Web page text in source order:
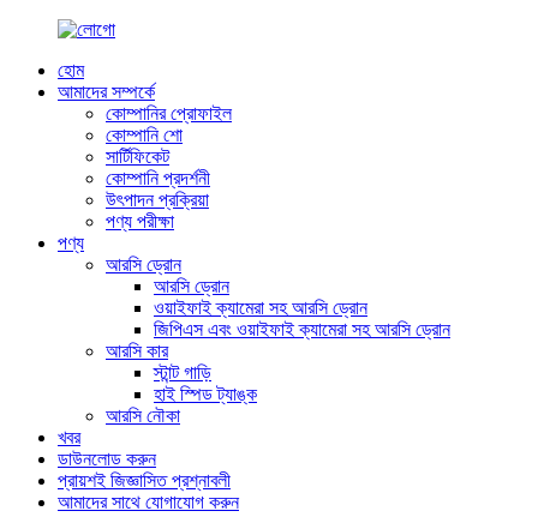
হোম
আমাদের সম্পর্কে
কোম্পানির প্রোফাইল
কোম্পানি শো
সার্টিফিকেট
কোম্পানি প্রদর্শনী
উৎপাদন প্রক্রিয়া
পণ্য পরীক্ষা
পণ্য
আরসি ড্রোন
আরসি ড্রোন
ওয়াইফাই ক্যামেরা সহ আরসি ড্রোন
জিপিএস এবং ওয়াইফাই ক্যামেরা সহ আরসি ড্রোন
আরসি কার
স্টান্ট গাড়ি
হাই স্পিড ট্যাঙ্ক
আরসি নৌকা
খবর
ডাউনলোড করুন
প্রায়শই জিজ্ঞাসিত প্রশ্নাবলী
আমাদের সাথে যোগাযোগ করুন